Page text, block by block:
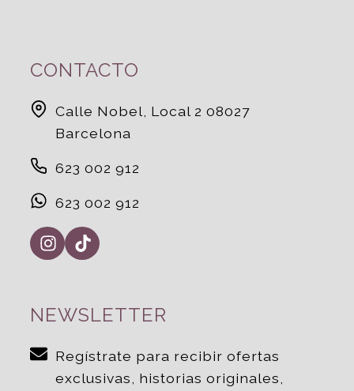
CONTACTO
Calle Nobel, Local 2 08027
Barcelona
623 002 912
623 002 912
NEWSLETTER
Regístrate para recibir ofertas
exclusivas, historias originales,